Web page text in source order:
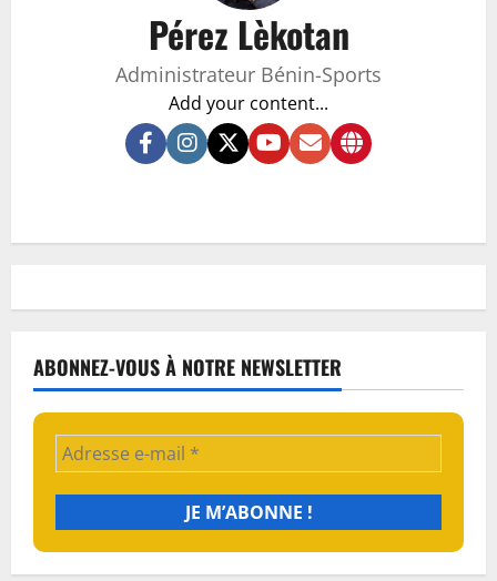
Pérez Lèkotan
Administrateur Bénin-Sports
Add your content...
ABONNEZ-VOUS À NOTRE NEWSLETTER